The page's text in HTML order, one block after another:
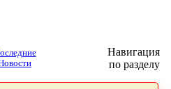
Навигация
по разделу